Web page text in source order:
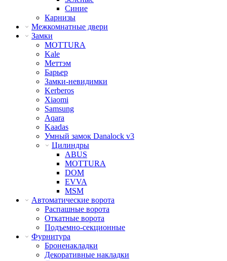
Синие
Карнизы
Межкомнатные двери
Замки
MOTTURA
Kale
Меттэм
Барьер
Замки-невидимки
Kerberos
Xiaomi
Samsung
Aqara
Kaadas
Умный замок Danalock v3
Цилиндры
ABUS
MOTTURA
DOM
EVVA
MSM
Автоматические ворота
Распашные ворота
Откатные ворота
Подъемно-секционные
Фурнитура
Броненакладки
Декоративные накладки